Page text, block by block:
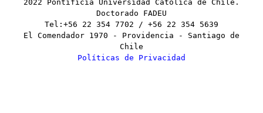
2022 Pontificia Universidad Católica de Chile.
Doctorado FADEU
Tel:+56 22 354 7702 / +56 22 354 5639
El Comendador 1970 - Providencia - Santiago de
Chile
Políticas de Privacidad